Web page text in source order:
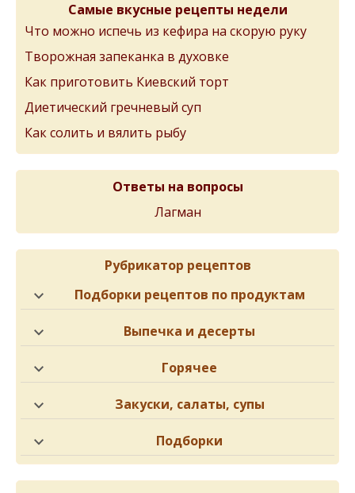
Самые вкусные рецепты недели
Что можно испечь из кефира на скорую руку
Творожная запеканка в духовке
Как приготовить Киевский торт
Диетический гречневый суп
Как солить и вялить рыбу
Ответы на вопросы
Лагман
Рубрикатор рецептов
Подборки рецептов по продуктам
Выпечка и десерты
Горячее
Закуски, салаты, супы
Подборки